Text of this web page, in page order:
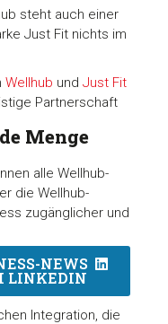
steht auch einer
Just Fit nichts im
Wellhub undJust Fit
Partnerschaft
Menge
alle Wellhub-
die Wellhub-
zugänglicher und
NEWS
LINKEDIN
Integration, die